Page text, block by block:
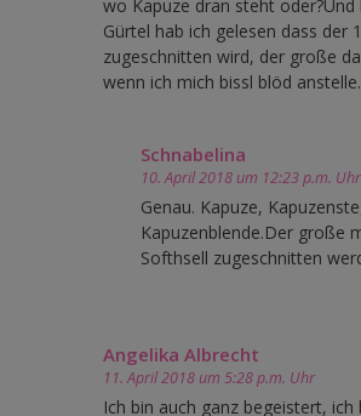
wo Kapuze dran steht oder?Und
Gürtel hab ich gelesen dass der
zugeschnitten wird, der große
wenn ich mich bissl blöd
Schnabelina
10. April 2018 um 12:23 p.m. Uhr
Genau. Kapuze,
Kapuzenblende.Der große
Softhsell zugeschnitten
Angelika Albrecht
11. April 2018 um 5:28 p.m. Uhr
Ich bin auch ganz begeistert, ich